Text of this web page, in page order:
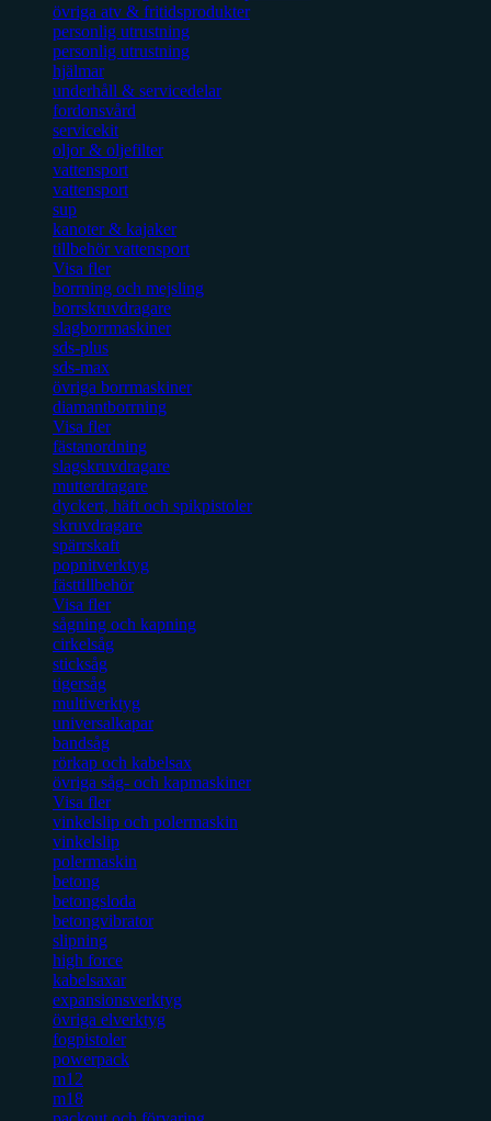
övriga atv & fritidsprodukter
personlig utrustning
personlig utrustning
hjälmar
underhåll & servicedelar
fordonsvård
servicekit
oljor & oljefilter
vattensport
vattensport
sup
kanoter & kajaker
tillbehör vattensport
Visa fler
borrning och mejsling
borrskruvdragare
slagborrmaskiner
sds-plus
sds-max
övriga borrmaskiner
diamantborrning
Visa fler
fästanordning
slagskruvdragare
mutterdragare
dyckert, häft och spikpistoler
skruvdragare
spärrskaft
popnitverktyg
fästtillbehör
Visa fler
sågning och kapning
cirkelsåg
sticksåg
tigersåg
multiverktyg
universalkapar
bandsåg
rörkap och kabelsax
övriga såg- och kapmaskiner
Visa fler
vinkelslip och polermaskin
vinkelslip
polermaskin
betong
betongsloda
betongvibrator
slipning
high force
kabelsaxar
expansionsverktyg
övriga elverktyg
fogpistoler
powerpack
m12
m18